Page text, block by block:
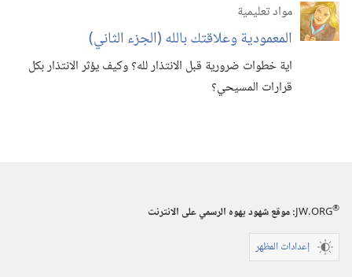
مواد تعليمية
المعمودية وعلاقتك بالله (‏الجزء الثاني)‏
اية خطوات ضرورية قبل الانتذار لله؟‏ وكيف يؤثر الانتذار بكل
قرارات المسيحي؟‏
JW.ORG®
:‏ موقع شهود يهوه الرسمي على الانترنت
إعدادات المظهر